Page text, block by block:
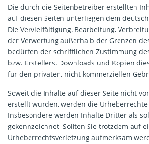
Die durch die Seitenbetreiber erstellten
auf diesen Seiten unterliegen dem
Die Vervielfältigung, Bearbeitung,
der Verwertung außerhalb der Grenzen
bedürfen der schriftlichen Zustimmung
bzw. Erstellers. Downloads und Kopien
für den privaten, nicht kommerziellen
Soweit die Inhalte auf dieser Seite nicht
erstellt wurden, werden die
Insbesondere werden Inhalte Dritter als
gekennzeichnet. Sollten Sie trotzdem auf
Urheberrechtsverletzung aufmerksam